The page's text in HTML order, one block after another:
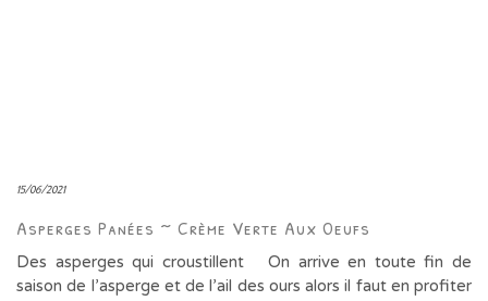
15/06/2021
Asperges Panées ~ Crème Verte Aux Oeufs
Des asperges qui croustillent On arrive en toute fin de
saison de l’asperge et de l’ail des ours alors il faut en profiter